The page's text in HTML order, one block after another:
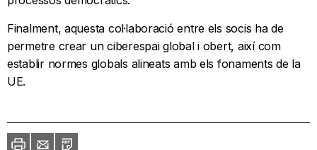
Finalment, aquesta col·laboració entre els socis ha de
permetre crear un ciberespai global i obert, així com
establir normes globals alineats amb els fonaments de la
UE.
ImprimirEnviaPDF